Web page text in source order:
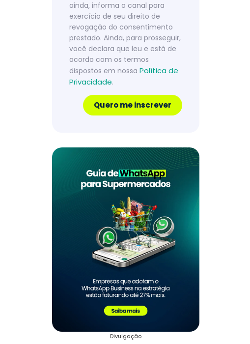
ainda, informa o canal para
exercício de seu direito de
revogação do consentimento
prestado. Ainda, para prosseguir,
você declara que leu e está de
acordo com os termos
dispostos em nossa Política de
Privacidade.
Quero me inscrever
Divulgação